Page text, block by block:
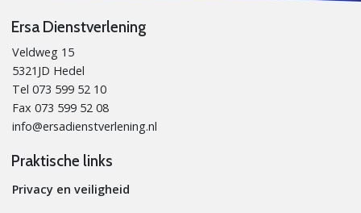
Ersa Dienstverlening
Veldweg 15
5321JD Hedel
Tel 073 599 52 10
Fax 073 599 52 08
info@ersadienstverlening.nl
Praktische links
Privacy en veiligheid